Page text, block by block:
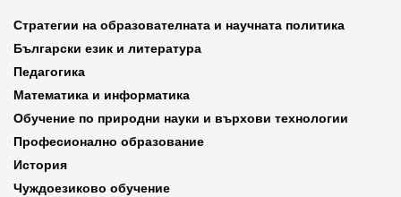
Стратегии на образователната и научната политика
Български език и литература
Педагогика
Математика и информатика
Обучение по природни науки и върхови технологии
Професионално образование
История
Чуждоезиково обучение